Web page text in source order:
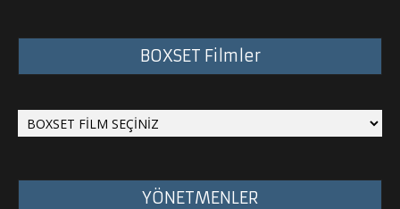
BOXSET Filmler
YÖNETMENLER